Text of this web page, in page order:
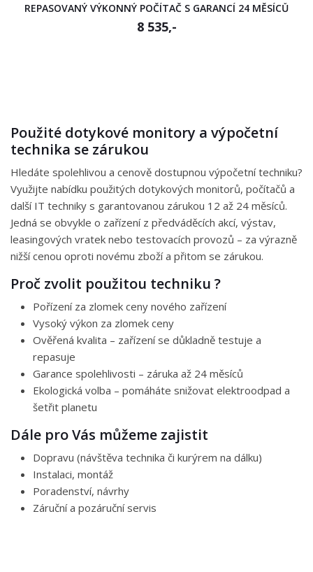
REPASOVANÝ VÝKONNÝ POČÍTAČ S GARANCÍ 24 MĚSÍCŮ
8 535,-
Použité dotykové monitory a výpočetní
technika se zárukou
Hledáte spolehlivou a cenově dostupnou výpočetní techniku?
Využijte nabídku použitých dotykových monitorů, počítačů a
další IT techniky s garantovanou zárukou 12 až 24 měsíců.
Jedná se obvykle o zařízení z předváděcích akcí, výstav,
leasingových vratek nebo testovacích provozů – za výrazně
nižší cenou oproti novému zboží a přitom se zárukou.
Proč zvolit použitou techniku ?
Pořízení za zlomek ceny nového zařízení
Vysoký výkon za zlomek ceny
Ověřená kvalita – zařízení se důkladně testuje a
repasuje
Garance spolehlivosti – záruka až 24 měsíců
Ekologická volba – pomáháte snižovat elektroodpad a
šetřit planetu
Dále pro Vás můžeme zajistit
Dopravu (návštěva technika či kurýrem na dálku)
Instalaci, montáž
Poradenství, návrhy
Záruční a pozáruční servis